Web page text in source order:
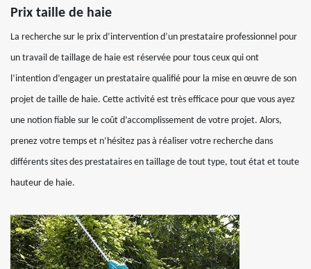
Prix taille de haie
La recherche sur le prix d’intervention d’un prestataire professionnel pour
un travail de taillage de haie est réservée pour tous ceux qui ont
l’intention d’engager un prestataire qualifié pour la mise en œuvre de son
projet de taille de haie. Cette activité est très efficace pour que vous ayez
une notion fiable sur le coût d’accomplissement de votre projet. Alors,
prenez votre temps et n’hésitez pas à réaliser votre recherche dans
différents sites des prestataires en taillage de tout type, tout état et toute
hauteur de haie.